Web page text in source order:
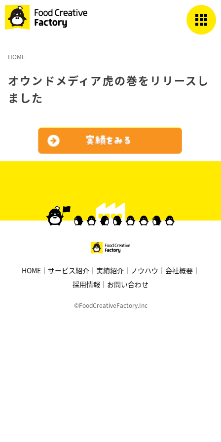
HOME
オウンドメディア虎の巻をリリースし
ました
HOME サービス紹介 実績紹介 ノウハウ
会社概要
採用情報
お問い合わせ
©FoodCreativeFactory.Inc